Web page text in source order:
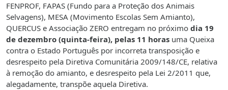
FENPROF, FAPAS (Fundo para a Proteção dos Animais
Selvagens), MESA (Movimento Escolas Sem Amianto),
QUERCUS e Associação ZERO entregam no próximo dia 19
de dezembro (quinta-feira), pelas 11 horas uma Queixa
contra o Estado Português por incorreta transposição e
desrespeito pela Diretiva Comunitária 2009/148/CE, relativa
à remoção do amianto, e desrespeito pela Lei 2/2011 que,
alegadamente, transpõe aquela Diretiva.